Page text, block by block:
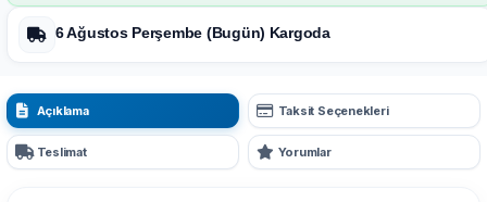
6 Ağustos Perşembe (Bugün) Kargoda
Açıklama Taksit Seçenekleri
Teslimat Yorumlar